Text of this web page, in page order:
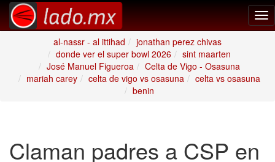
al-nassr - al ittihad
jonathan perez chivas
donde ver el super bowl 2026
sint maarten
José Manuel Figueroa
Celta de Vigo - Osasuna
mariah carey
celta de vigo vs osasuna
celta vs osasuna
benin
Claman padres a CSP en